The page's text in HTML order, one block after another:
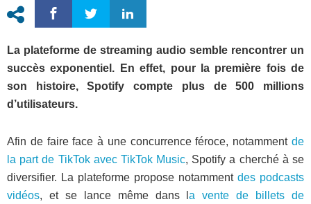
La plateforme de streaming audio semble rencontrer un
succès exponentiel. En effet, pour la première fois de
son histoire, Spotify compte plus de 500 millions
d’utilisateurs.
Afin de faire face à une concurrence féroce, notamment de
la part de TikTok avec TikTok Music, Spotify a cherché à se
diversifier. La plateforme propose notammentdes podcasts
vidéos, et se lance même dans la vente de billets de